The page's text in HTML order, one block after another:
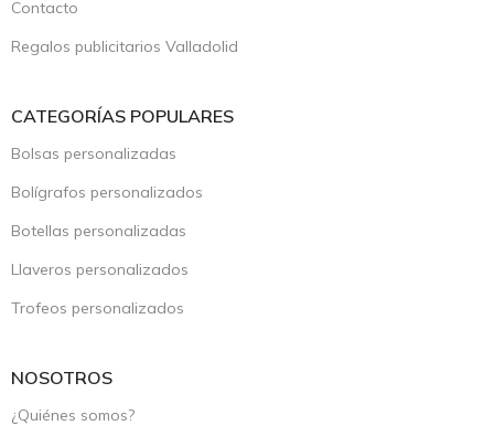
Contacto
Regalos publicitarios Valladolid
CATEGORÍAS POPULARES
Bolsas personalizadas
Bolígrafos personalizados
Botellas personalizadas
Llaveros personalizados
Trofeos personalizados
NOSOTROS
¿Quiénes somos?